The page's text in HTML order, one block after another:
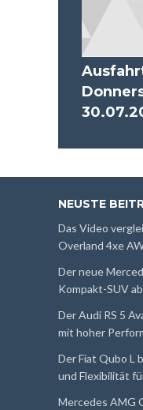
NEUSTE
Das Video
Overland 4xe
Der neue
Kompakt-SUV
Der Audi RS 5
mit hoher
Der Fiat Qubo L
und Flexibilität
Mercedes AMG